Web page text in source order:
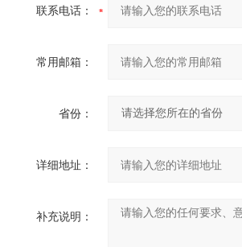
联系电话：
常用邮箱：
省份：
详细地址：
补充说明：